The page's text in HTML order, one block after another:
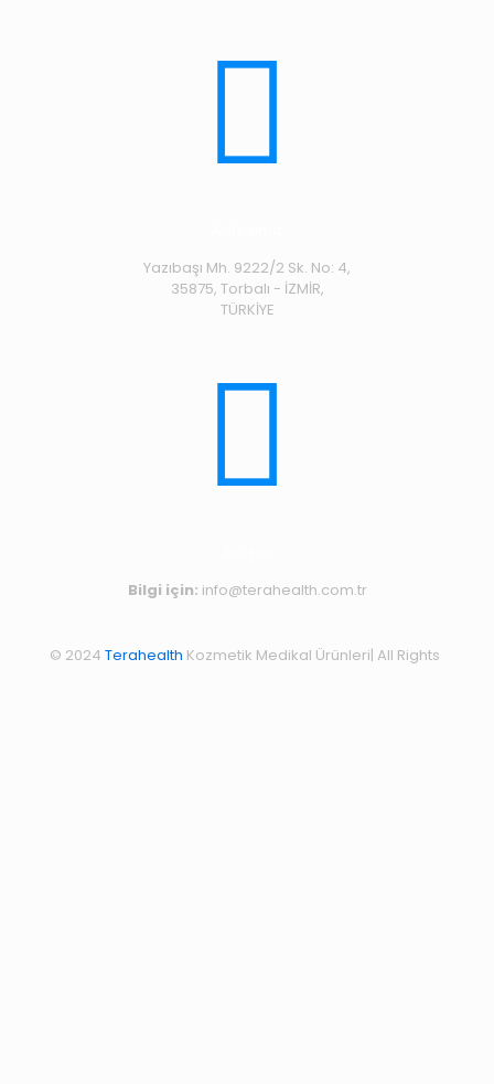
Yazıbaşı Mh. 9222/2 Sk. No: 4,
35875, Torbalı - İZMİR,
TÜRKİYE
Bilgi için: info@terahealth.com.tr
© 2024 Terahealth Kozmetik Medikal Ürünleri| All Rights